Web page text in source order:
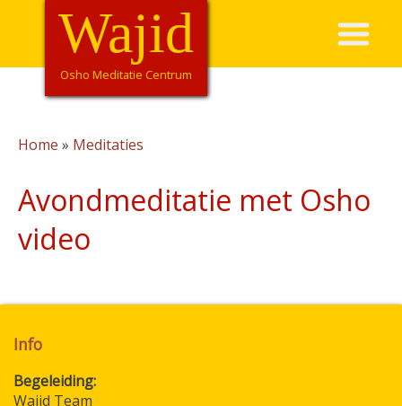
Overslaan
de
HoofdnavigatieWajid
Osho Meditatie Centrum
Home Meditaties
Avondmeditatie met Osho
video
Info
Begeleiding
Wajid Team